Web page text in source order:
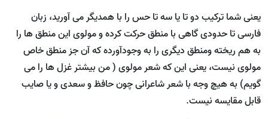
یعنی شما ترکیب دو تا یا سه تا حس را با همدیگر می آورید، زبان
فارسی تا حدودی گاهی با منطق حرکت کرده و مولوی این منطق ها را
به هم ریخته ومنطق دیگری را به وجودآورده که آن جز منطق خاص
مولوی نیست، یعنی این که شعر مولوی ( من بیشتر غزل ها را می
گویم) به هیچ وجه با شعر شاعرانی چون حافظ و سعدی و یا صایب
قابل مقایسه نیست.